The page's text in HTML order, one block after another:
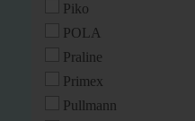
Piko
POLA
Praline
Primex
Pullmann